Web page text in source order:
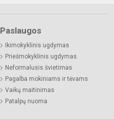
Paslaugos
Ikimokyklinis ugdymas
Priešmokyklinis ugdymas
Neformalusis švietimas
Pagalba mokiniams ir tėvams
Vaikų maitinimas
Patalpų nuoma